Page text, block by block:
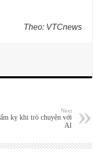
Theo: VTCnews
Next
kỵ khi trò chuyện với
AI